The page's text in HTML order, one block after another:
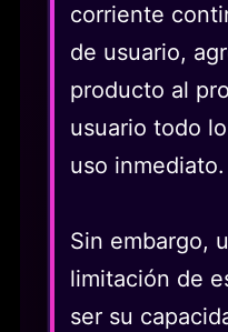
corriente
de usuario,
producto al
usuario todo
uso inmediato.
Sin embargo,
limitación de
ser su